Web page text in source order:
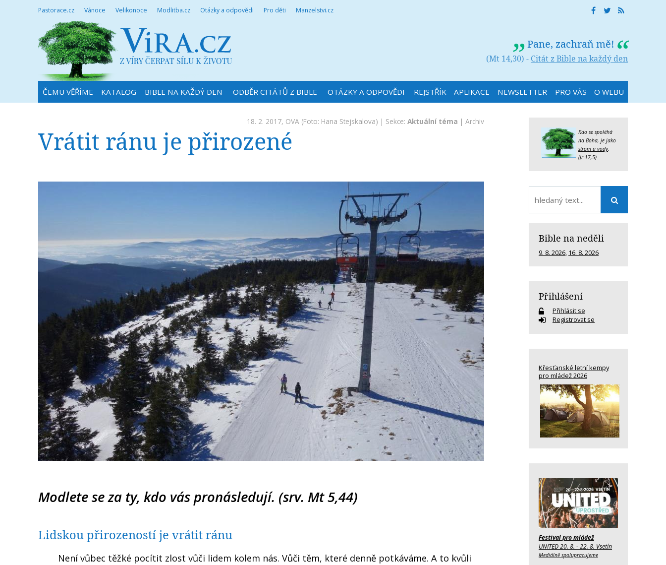
Pastorace.cz Vánoce Velikonoce Modlitba.cz Otázky a odpovědi Pro děti Manzelstvi.cz
Pane, zachraň mě!
(Mt 14,30) - Citát z Bible na každý den
ČEMU VĚŘÍME KATALOG BIBLE NA KAŽDÝ DEN ODBĚR CITÁTŮ Z BIBLE OTÁZKY A ODPOVĚDI REJSTŘÍK APLIKACE NEWSLETTER PRO VÁS O WEBU
18. 2. 2017, OVA (Foto: Hana Stejskalova) | Sekce: Aktuální téma | Archiv
Vrátit ránu je přirozené
Modlete se za ty, kdo vás pronásledují. (srv. Mt 5,44)
Lidskou přirozeností je vrátit ránu
Není vůbec těžké pocítit zlost vůči lidem kolem nás. Vůči těm, které denně potkáváme. A to kvůli
Kdo se spoléhá
na Boha, je jako
strom u vody.
(Jr 17,5)
Bible na neděli
9. 8. 2026, 16. 8. 2026
Přihlášení
Přihlásit se
Registrovat se
Křesťanské letní kempy
pro mládež 2026
Festival pro mládež
UNITED 20. 8. - 22. 8. Vsetín
Mediálně spolupracujeme